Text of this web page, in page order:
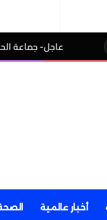
الحوثي تعلن استهداف
أخبار عالمية